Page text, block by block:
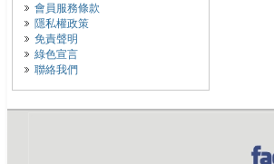
會員服務條款
隱私權政策
免責聲明
綠色宣言
聯絡我們